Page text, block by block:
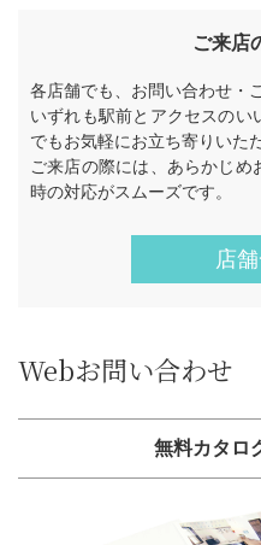
ご来店
各店舗でも、お問い合わせ・
いずれも駅前とアクセスのい
でもお気軽にお立ち寄りいた
ご来店の際には、あらかじめ
時の対応がスムーズです。
店
Webお問い合わせ
無料カタロ